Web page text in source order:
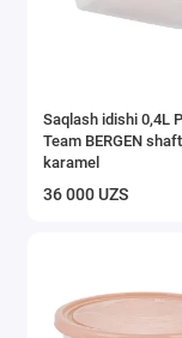
Saqlash idishi 0,4L
Team BERGEN
karamel
36 000 UZS